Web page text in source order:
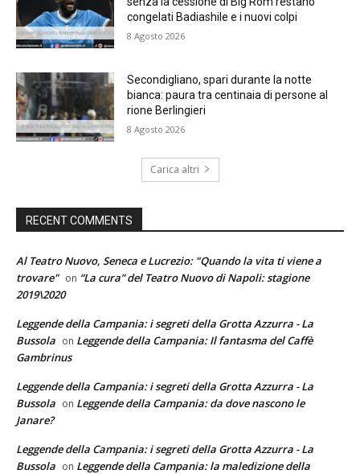
congelati Badiashile e i nuovi colpi
8 Agosto 2026
Secondigliano, spari durante la notte
bianca: paura tra centinaia di persone al
rione Berlingieri
8 Agosto 2026
Carica altri
RECENT COMMENTS
Al Teatro Nuovo, Seneca e Lucrezio: "Quando la vita ti viene a
trovare" on “La cura” del Teatro Nuovo di Napoli: stagione
2019\2020
Leggende della Campania: i segreti della Grotta Azzurra - La
Bussola on Leggende della Campania: Il fantasma del Caffè
Gambrinus
Leggende della Campania: i segreti della Grotta Azzurra - La
Bussola on Leggende della Campania: da dove nascono le
Janare?
Leggende della Campania: i segreti della Grotta Azzurra - La
Bussola on Leggende della Campania: la maledizione della